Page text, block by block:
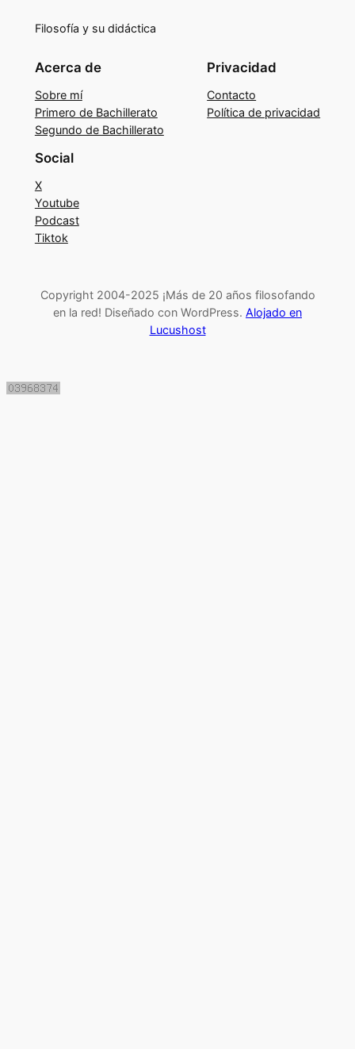
Filosofía y su didáctica
Acerca de
Sobre mí
Primero de Bachillerato
Segundo de Bachillerato
Privacidad
Contacto
Política de privacidad
Social
X
Youtube
Podcast
Tiktok
Copyright 2004-2025 ¡Más de 20 años filosofando
en la red! Diseñado con WordPress. Alojado en
Lucushost